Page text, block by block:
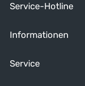
Service-Hotline
Informationen
Service